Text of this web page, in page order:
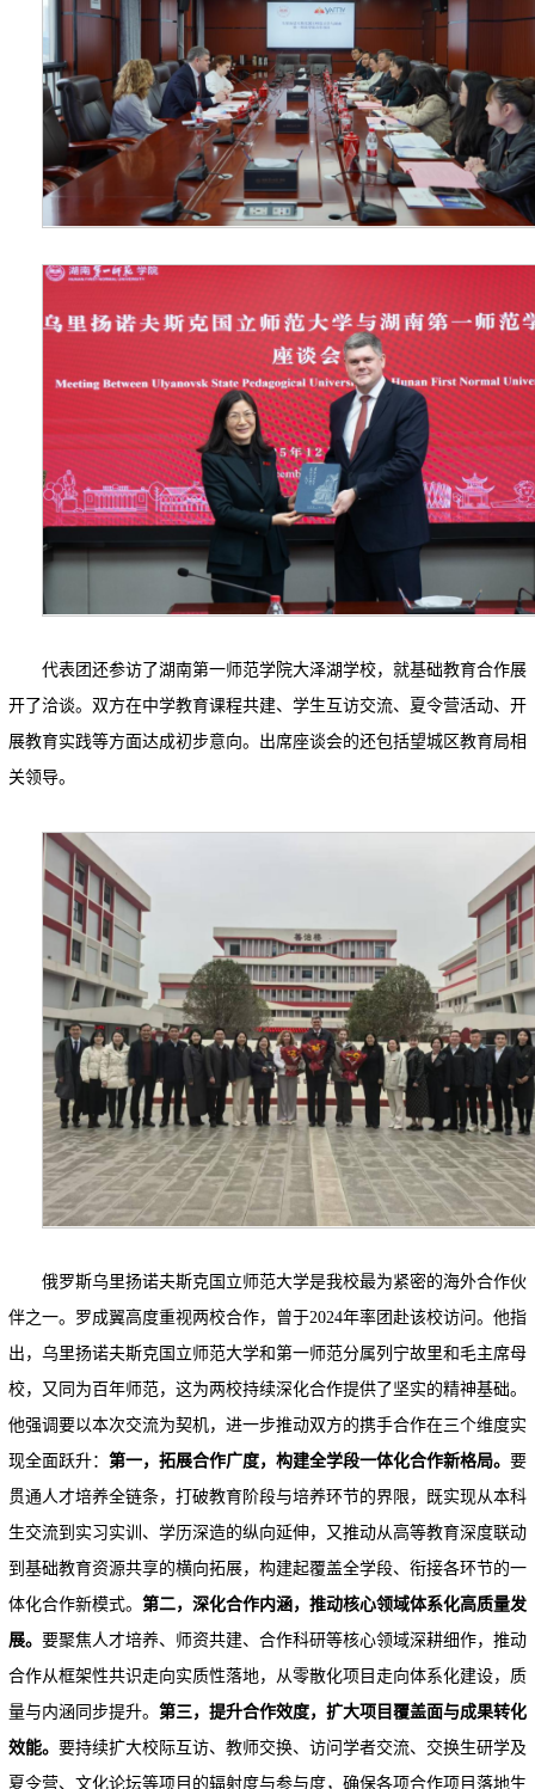
代表团还参访了湖南第一师范学院大泽湖学校，就基础教育合作展
开了洽谈。双方在中学教育课程共建、学生互访交流、夏令营活动、开
展教育实践等方面达成初步意向。出席座谈会的还包括望城区教育局相
关领导。
俄罗斯乌里扬诺夫斯克国立师范大学是我校最为紧密的海外合作伙
伴之一。罗成翼高度重视两校合作，曾于2024年率团赴该校访问。他指
出，乌里扬诺夫斯克国立师范大学和第一师范分属列宁故里和毛主席母
校，又同为百年师范，这为两校持续深化合作提供了坚实的精神基础。
他强调要以本次交流为契机，进一步推动双方的携手合作在三个维度实
现全面跃升： 第一， 拓展合作广度， 构建全学段一体化合作新格局。 要
贯通人才培养全链条，打破教育阶段与培养环节的界限，既实现从本科
生交流到实习实训、学历深造的纵向延伸，又推动从高等教育深度联动
到基础教育资源共享的横向拓展，构建起覆盖全学段、衔接各环节的一
体化合作新模式。 第二， 深化合作内涵， 推动核心领域体系化高质量发
展。 要聚焦人才培养、师资共建、合作科研等核心领域深耕细作，推动
合作从框架性共识走向实质性落地，从零散化项目走向体系化建设，质
量与内涵同步提升。 第三 ，提升合作效度， 扩大项目 覆盖面与成果转化
效能。 要持续扩大校际互访、教师交换、访问学者交流、交换生研学及
夏令营、文化论坛等项目的辐射度与参与度，确保各项合作项目落地生